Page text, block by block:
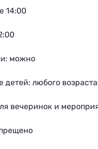
14:00
можно
детей: любого возраста
вечеринок и